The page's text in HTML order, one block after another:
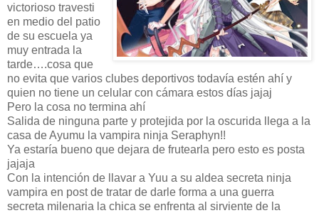
victorioso travesti
en medio del patio
de su escuela ya
muy entrada la
tarde….cosa que
no evita que varios clubes deportivos todavía estén ahí y
quien no tiene un celular con cámara estos días jajaj
Pero la cosa no termina ahí
Salida de ninguna parte y protejida por la oscurida llega a la
casa de Ayumu la vampira ninja Seraphyn!!
Ya estaría bueno que dejara de frutearla pero esto es posta
jajaja
Con la intención de llavar a Yuu a su aldea secreta ninja
vampira en post de tratar de darle forma a una guerra
secreta milenaria la chica se enfrenta al sirviente de la